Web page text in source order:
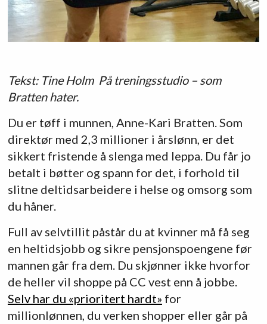
Tekst: Tine Holm På treningsstudio – som
Bratten hater.
Du er tøff i munnen, Anne-Kari Bratten. Som
direktør med 2,3 millioner i årslønn, er det
sikkert fristende å slenga med leppa. Du får jo
betalt i bøtter og spann for det, i forhold til
slitne deltidsarbeidere i helse og omsorg som
du håner.
Full av selvtillit påstår du at kvinner må få seg
en heltidsjobb og sikre pensjonspoengene før
mannen går fra dem. Du skjønner ikke hvorfor
de heller vil shoppe på CC vest enn å jobbe.
Selv har du «prioritert hardt» for
millionlønnen, du verken shopper eller går på